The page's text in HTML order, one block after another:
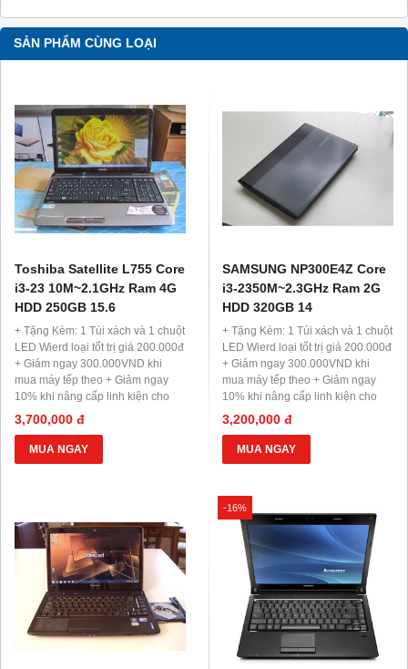
SẢN PHẨM CÙNG LOẠI
Toshiba Satellite L755 Core
i3-23 10M~2.1GHz Ram 4G
HDD 250GB 15.6
+ Tặng Kèm: 1 Túi xách và 1 chuột
LED Wierd loại tốt trị giá 200.000đ
+ Giảm ngay 300.000VND khi
mua máy tếp theo + Giảm ngay
10% khi nâng cấp linh kiện cho
những máy khác + Hỗ trợ trả góp
0 đồng, 0% lãi suất
3,700,000 đ
MUA NGAY
SAMSUNG NP300E4Z Core
i3-2350M~2.3GHz Ram 2G
HDD 320GB 14
+ Tặng Kèm: 1 Túi xách và 1 chuột
LED Wierd loại tốt trị giá 200.000đ
+ Giảm ngay 300.000VND khi
mua máy tếp theo + Giảm ngay
10% khi nâng cấp linh kiện cho
những máy khác + Hỗ trợ trả góp
0 đồng, 0% lãi suất
3,200,000 đ
MUA NGAY
-16%